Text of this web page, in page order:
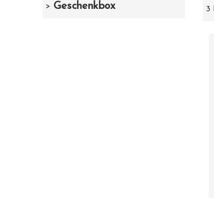
Geschenkbox 3